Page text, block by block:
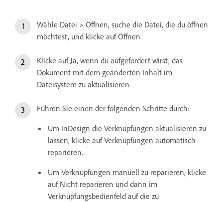
Wähle Datei > Öffnen, suche die Datei, die du öffnen
möchtest, und klicke auf Öffnen.
Klicke auf Ja, wenn du aufgefordert wirst, das
Dokument mit dem geänderten Inhalt im
Dateisystem zu aktualisieren.
Führen Sie einen der folgenden Schritte durch:
Um InDesign die Verknüpfungen aktualisieren zu
lassen, klicke auf Verknüpfungen automatisch
reparieren.
Um Verknüpfungen manuell zu reparieren, klicke
auf Nicht reparieren und dann im
Verknüpfungsbedienfeld auf die zu